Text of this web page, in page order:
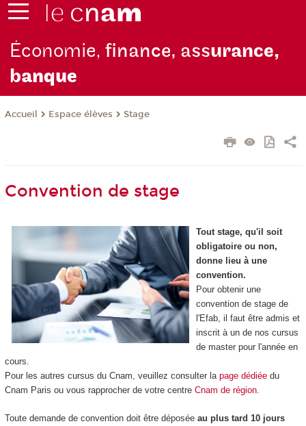
Économie,finance, assurance,
banque
Accueil Espace élèves Stage
Convention de stage
Tout stage, qu'il soit
obligatoire ou non,
donne lieu à une
convention.
Pour obtenir une
convention de stage de
l'Efab, il faut être admis et
inscrit à un de nos cursus
de master pour l'année en
cours.
Pour les autres cursus du Cnam, veuillez consulter la page dédiéedu
Cnam Paris ou vous rapprocher de votre centre Cnam de région.
Toute demande de convention doit être déposée au plus tard 10 jours